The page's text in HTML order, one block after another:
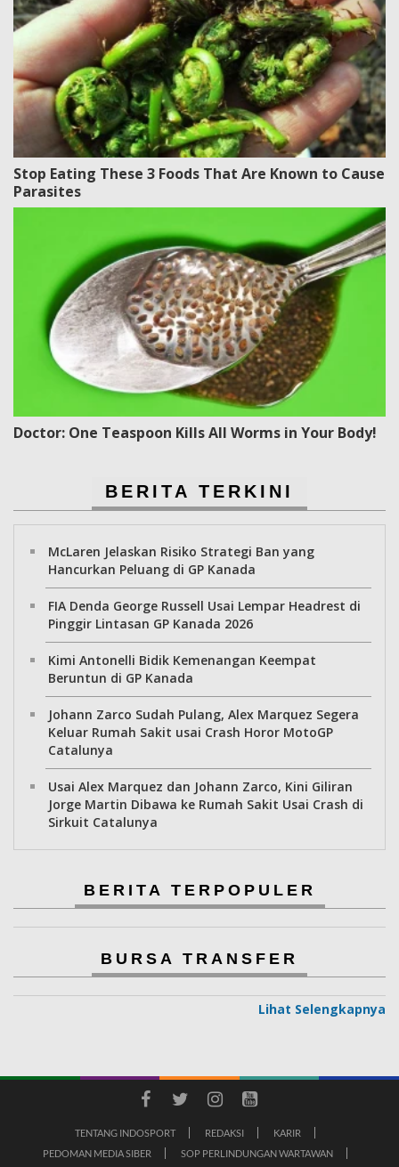
Stop Eating These 3 Foods That Are Known to Cause
Parasites
Doctor: One Teaspoon Kills All Worms in Your Body!
BERITA TERKINI
McLaren Jelaskan Risiko Strategi Ban yang
Hancurkan Peluang di GP Kanada
FIA Denda George Russell Usai Lempar Headrest di
Pinggir Lintasan GP Kanada 2026
Kimi Antonelli Bidik Kemenangan Keempat
Beruntun di GP Kanada
Johann Zarco Sudah Pulang, Alex Marquez Segera
Keluar Rumah Sakit usai Crash Horor MotoGP
Catalunya
Usai Alex Marquez dan Johann Zarco, Kini Giliran
Jorge Martin Dibawa ke Rumah Sakit Usai Crash di
Sirkuit Catalunya
BERITA TERPOPULER
BURSA TRANSFER
Lihat Selengkapnya
TENTANG INDOSPORT REDAKSI
KARIR
PEDOMAN MEDIA SIBER
SOP PERLINDUNGAN WARTAWAN